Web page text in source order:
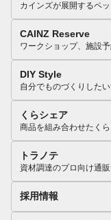
カインズが展開するペ
CAINZ Reserve
ワークショップ、施設
DIY Style
自分でものづくりした
くらシェア
商品を組み合わせたく
トラノテ
資材調達のプロ向け通販
採用情報